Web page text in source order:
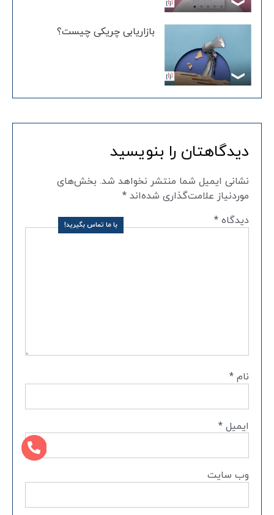
با ما تماس بگیرید!
بازاریابی چریکی چیست؟
دیدگاهتان را بنویسید
نشانی ایمیل شما منتشر نخواهد شد. بخش‌های
موردنیاز علامت‌گذاری شده‌اند *
دیدگاه *
نام *
ایمیل *
وب‌ سایت